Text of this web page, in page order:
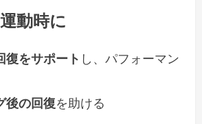
動時に
復をサポート し、パフォーマン
後の回復を助ける